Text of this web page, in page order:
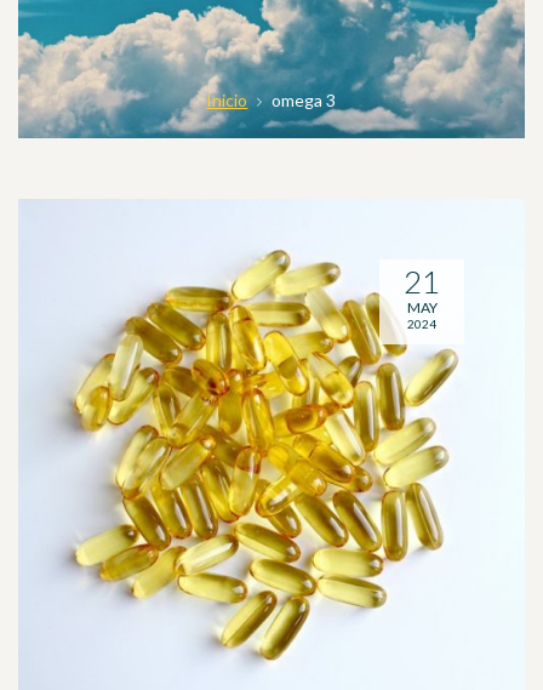
Inicio omega 3
21
MAY
2024